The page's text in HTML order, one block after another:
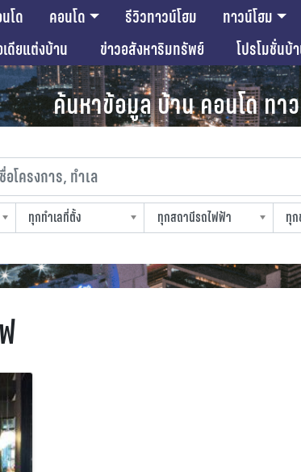
โด คอนโด รีวิวทาวน์โฮม ทาวน์โฮม
เดียแต่งบ้าน ข่าวอสังหาริมทรัพย์ โปรโมชั่นบ้
ค้นหาข้อมูล บ้าน คอนโด ทา
งการ, ทำเล
ทุกทำเลที่ตั้ง
ทุกสถานีรถไฟฟ้า
ทุ